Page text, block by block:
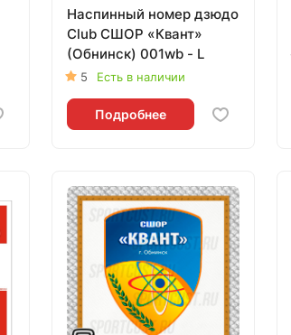
Наспинный номер дзюдо
Club СШОР «Квант»
(Обнинск) 001wb - L
5 Есть в наличии
Подробнее